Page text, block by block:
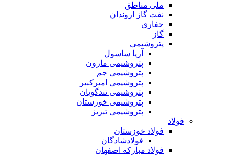
ملی مناطق
نفت گاز اروندان
حفاری
گاز
پتروشیمی
آریا ساسول
پتروشیمی مارون
پتروشیمی جم
پتروشیمی امیرکبیر
پتروشیمی تندگویان
پتروشیمی خوزستان
پتروشیمی تبریز
فولاد
فولاد خوزستان
فولادشادگان
فولاد مبارکه اصفهان